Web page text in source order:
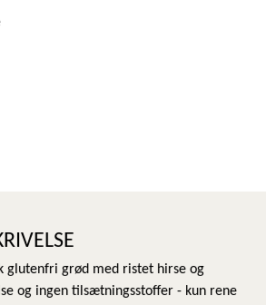
glutenfri grød med ristet hirse og
og ingen tilsætningsstoffer - kun rene